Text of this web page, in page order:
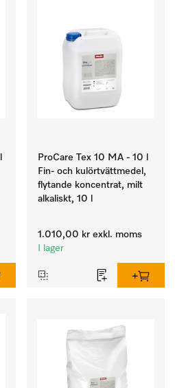
ProCare Tex 10 MA - 10 l
Fin- och kulörtvättmedel,
flytande koncentrat, milt
alkaliskt, 10 l
1.010,00 kr exkl. moms
I lager